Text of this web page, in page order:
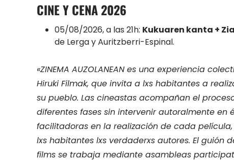
CINE Y CENA 2026
05/08/2026, a las 21h: Kukuaren kanta +
de Lerga y Auritzberri-Espinal.
«ZINEMA AUZOLANEAN es una experiencia
Hiruki Filmak, que invita a lxs habitantes a
su pueblo. Las cineastas acompañan el
diferentes fases sin intervenir autoralmente en
facilitadoras en la realización de cada
lxs habitantes lxs verdaderxs autores. El guión
films se trabaja mediante asambleas